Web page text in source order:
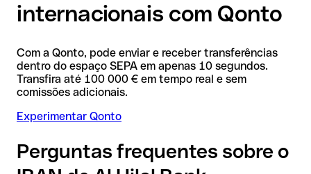
internacionais com Qonto
Com a Qonto, pode enviar e receber transferências
dentro do espaço SEPA em apenas 10 segundos.
Transfira até 100 000 € em tempo real e sem
comissões adicionais.
Experimentar Qonto
Perguntas frequentes sobre o